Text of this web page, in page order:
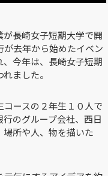
長崎女子短期大学で開
去年から始めたイベン
、今年は、長崎女子短期
ました。
ースの２年生１０人で
のグループ会社、西日
所や人、物を描いた